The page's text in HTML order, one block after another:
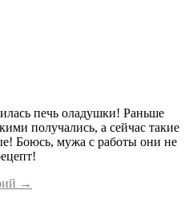
печь оладушки! Раньше
получались, а сейчас такие
Боюсь, мужа с работы они не
→